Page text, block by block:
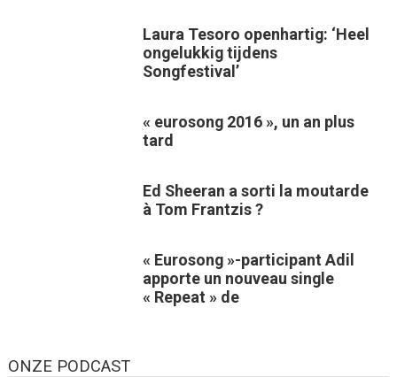
Laura Tesoro openhartig: ‘Heel
ongelukkig tijdens
Songfestival’
« eurosong 2016 », un an plus
tard
Ed Sheeran a sorti la moutarde
à Tom Frantzis ?
« Eurosong »-participant Adil
apporte un nouveau single
« Repeat » de
ONZE PODCAST